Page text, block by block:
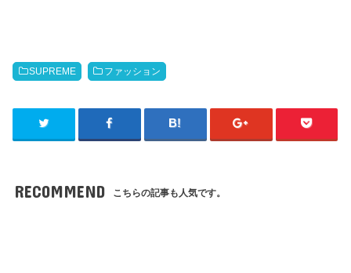
SUPREME ファッション
RECOMMEND こちらの記事も人気です。